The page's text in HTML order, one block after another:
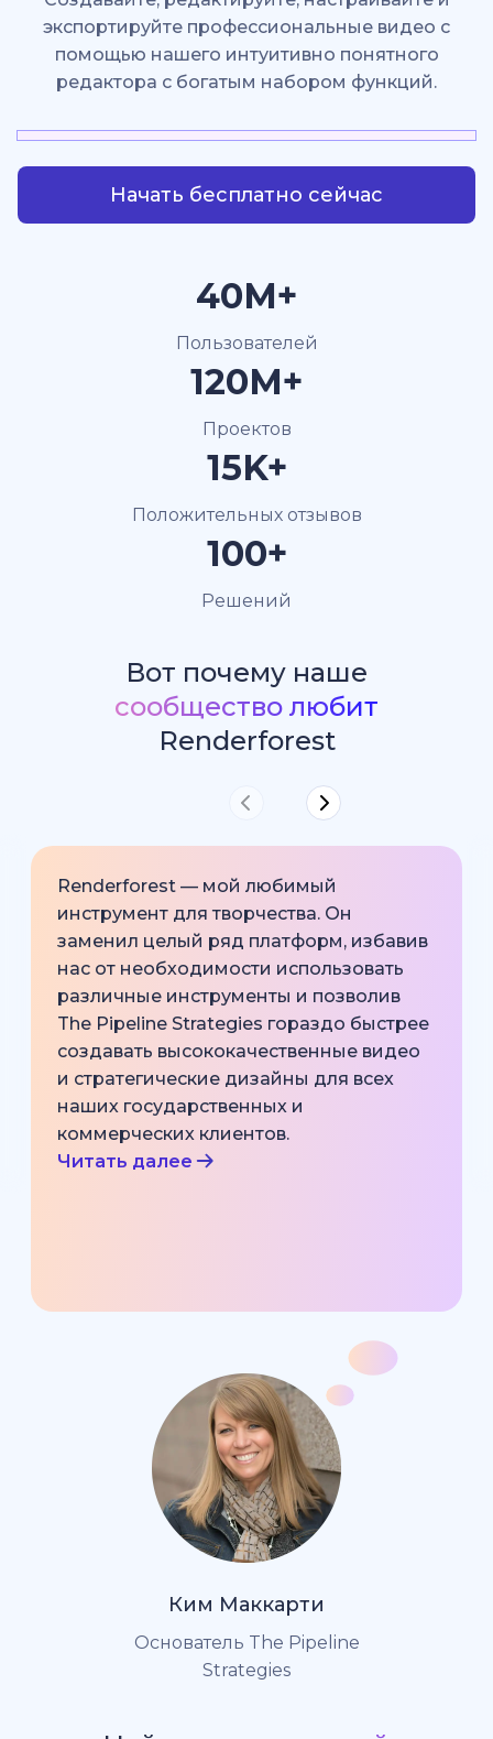
экспортируйте профессиональные видео с
помощью нашего интуитивно понятного
редактора с богатым набором функций.
Начать бесплатно сейчас
40M+
Пользователей
120M+
Проектов
15K+
Положительных отзывов
100+
Решений
Вот почему наше
сообщество любит
Renderforest
Renderforest — мой любимый
инструмент для творчества. Он
заменил целый ряд платформ, избавив
нас от необходимости использовать
различные инструменты и позволив
The Pipeline Strategies гораздо быстрее
создавать высококачественные видео
и стратегические дизайны для всех
наших государственных и
коммерческих клиентов.
Читать далее
Ким Маккарти
Основатель The Pipeline
Strategies